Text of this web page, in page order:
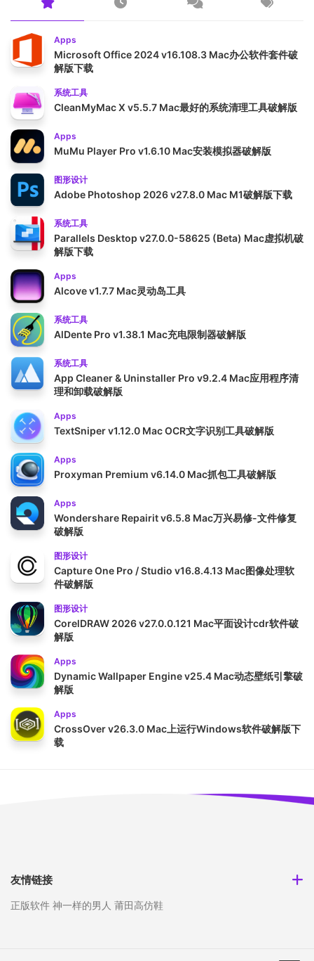
Apps
Microsoft Office 2024 v16.108.3 Mac办公软件套件破
解版下载
系统工具
CleanMyMac X v5.5.7 Mac最好的系统清理工具破解版
Apps
MuMu Player Pro v1.6.10 Mac安装模拟器破解版
图形设计
Adobe Photoshop 2026 v27.8.0 Mac M1破解版下载
系统工具
Parallels Desktop v27.0.0-58625 (Beta) Mac虚拟机破
解版下载
Apps
Alcove v1.7.7 Mac灵动岛工具
系统工具
AlDente Pro v1.38.1 Mac充电限制器破解版
系统工具
App Cleaner & Uninstaller Pro v9.2.4 Mac应用程序清
理和卸载破解版
Apps
TextSniper v1.12.0 Mac OCR文字识别工具破解版
Apps
Proxyman Premium v6.14.0 Mac抓包工具破解版
Apps
Wondershare Repairit v6.5.8 Mac万兴易修-文件修复
破解版
图形设计
Capture One Pro / Studio v16.8.4.13 Mac图像处理软
件破解版
图形设计
CorelDRAW 2026 v27.0.0.121 Mac平面设计cdr软件破
解版
Apps
Dynamic Wallpaper Engine v25.4 Mac动态壁纸引擎破
解版
Apps
CrossOver v26.3.0 Mac上运行Windows软件破解版下
载
友情链接
正版软件 神一样的男人 莆田高仿鞋